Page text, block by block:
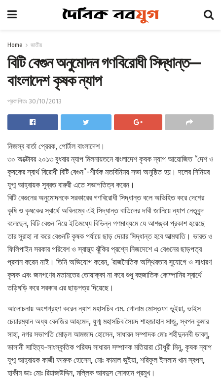
Home জাতীয়
বিটি বেগুন অনুমোদন গণবিরোধী সিদ্ধান্ত—
বাংলাদেশ কৃষক ন্যাপ
প্রকাশিতঃ 30/10/2013
নিজস্ব বার্তা প্রেরক, পোর্টাল বাংলাদেশ।
৩০ অক্টোবর ২০১৩ বুধবার ন্যাপ মিলনায়তনে বাংলাদেশ কৃষক ন্যাপ আয়োজিত “দেশ ও
কৃষকের স্বার্থ বিরোধী বিটি বেগুন”-শীর্ষক মতবিনিময় সভা অনুষ্ঠিত হয়। দলের সিনিয়র
যুগ্ম আহ্বায়ক সুব্রত বারুরী এতে সভাপতিত্ব করেন।
বিটি বেগুনের অনুমোদনকে সরকারের গণবিরোধী সিদ্ধান্ত বলে অভিহিত করে দেশের
কৃষি ও কৃষকের স্বার্থে অবিলম্বে এই সিদ্ধান্ত বাতিলের দাবী জানিয়ে ন্যাপ নেতৃবৃন্দ
বলেছেন, বিটি বেগুন নিয়ে ইতিমধ্যে বিভিন্ন গণমাধ্যমে যে আশঙ্কা প্রকাশ হয়েছে
তার সুরাহা না করে বেগুনটি কৃষক পর্যায়ে ছাড় দেয়ার সিদ্ধান্ত হবে আত্মঘাতি। ভারত ও
ফিলিপাইন সরকার পরিবেশ ও স্বাস্থ্য ঝুঁকির প্রশ্নে নিজদেশে এ বেগুনের ছাড়পত্র
প্রদান করেন নাই। তিনি অভিযোগ করেন, ‘রাজনৈতিক অস্থিরতার সুযোগে ও সাধারণ
কৃষক এবং জনগণের মতামতের তোয়াক্কা না করে শুধু বহুজাতিক কোম্পানির স্বার্থে
তড়িঘড়ি করে সরকার এর ছাড়পত্র দিয়েছে।
আলোচনায় অংশগ্রহণ করেন ন্যাপ মহাসচিব এম. গোলাম মোস্তফা ভুইয়া, ভাইস
চেয়ারম্যান অধ্য বেনজির আহমেদ, যুগ্ম মহাসচিব সৈয়দ শাহজাহান সাজু, স্বপন কুমার
সাহা, নগর সভাপতি মোড়ল আমজাদ হোসেন, সাধারন সম্পাদক মোঃ শহীদুননবী ডাবলু,
ভাসানী সাহিত্য-সাংস্কৃতিক পরিষদ সাধারন সম্পাদক মতিয়ারা চৌধুরী মিনু, কৃষক ন্যাপ
যুগ্ম আহ্বায়ক কাজী ফারুক হোসেন, মোঃ কামাল ভুইয়া, শরিফুল ইসলাম খান স্বপন,
হাকীম ডাঃ মোঃ রিয়াজউদ্দিন, মল্লিক আবদুস সোবহান প্রমুখ।